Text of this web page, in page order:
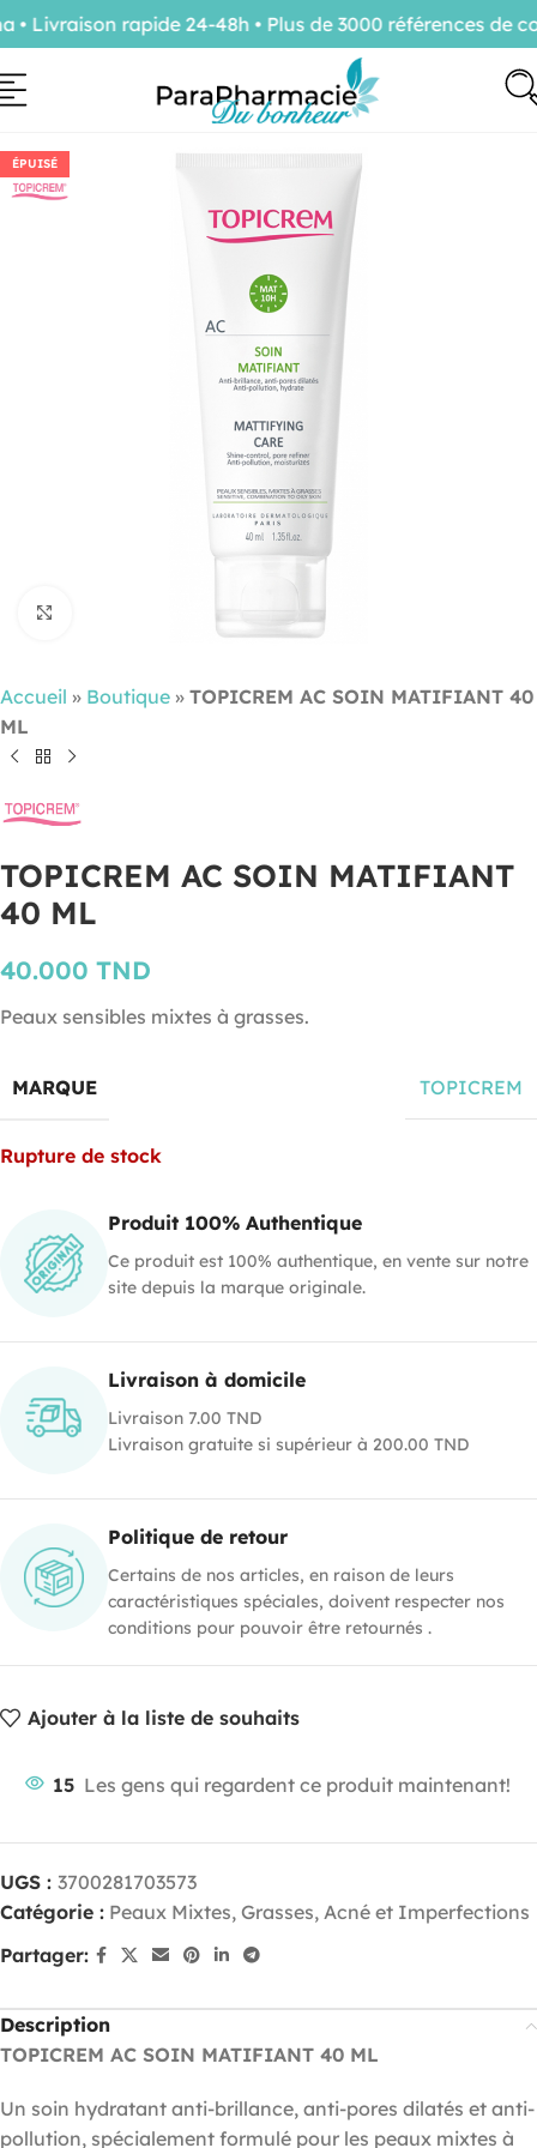
ÉPUISÉ
Cliquez pour agrandir
Accueil » Boutique » TOPICREM AC SOIN MATIFIANT 40
ML
TOPICREM AC SOIN MATIFIANT
40 ML
40.000 TND
Peaux sensibles mixtes à grasses.
MARQUE TOPICREM
Rupture de stock
Produit 100% Authentique
Ce produit est 100% authentique, en vente sur notre
site depuis la marque originale.
Livraison à domicile
Livraison 7.00 TND
Livraison gratuite si supérieur à 200.00 TND
Politique de retour
Certains de nos articles, en raison de leurs
caractéristiques spéciales, doivent respecter nos
conditions pour pouvoir être retournés .
Ajouter à la liste de souhaits
15 Les gens qui regardent ce produit maintenant!
UGS : 3700281703573
Catégorie : Peaux Mixtes, Grasses, Acné et Imperfections
Partager:
Description
TOPICREM AC SOIN MATIFIANT 40 ML
Un soin hydratant anti-brillance, anti-pores dilatés et anti-
pollution, spécialement formulé pour les peaux mixtes à
rapide 24-48h • Plus de 3000 références de